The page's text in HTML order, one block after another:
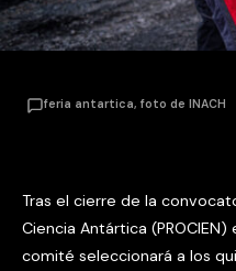
feria antartica, foto de INACH
Tras el cierre de la
Ciencia Antártica
comité seleccionará a los